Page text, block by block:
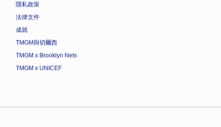
隱私政策
法律文件
成就
TMGM與切爾西
TMGM x Brooklyn Nets
TMGM x UNICEF